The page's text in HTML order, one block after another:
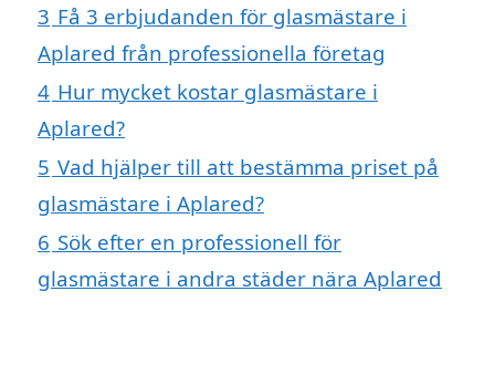
3 Få 3 erbjudanden för glasmästare i
Aplared från professionella företag
4 Hur mycket kostar glasmästare i
Aplared?
5 Vad hjälper till att bestämma priset på
glasmästare i Aplared?
6 Sök efter en professionell för
glasmästare i andra städer nära Aplared